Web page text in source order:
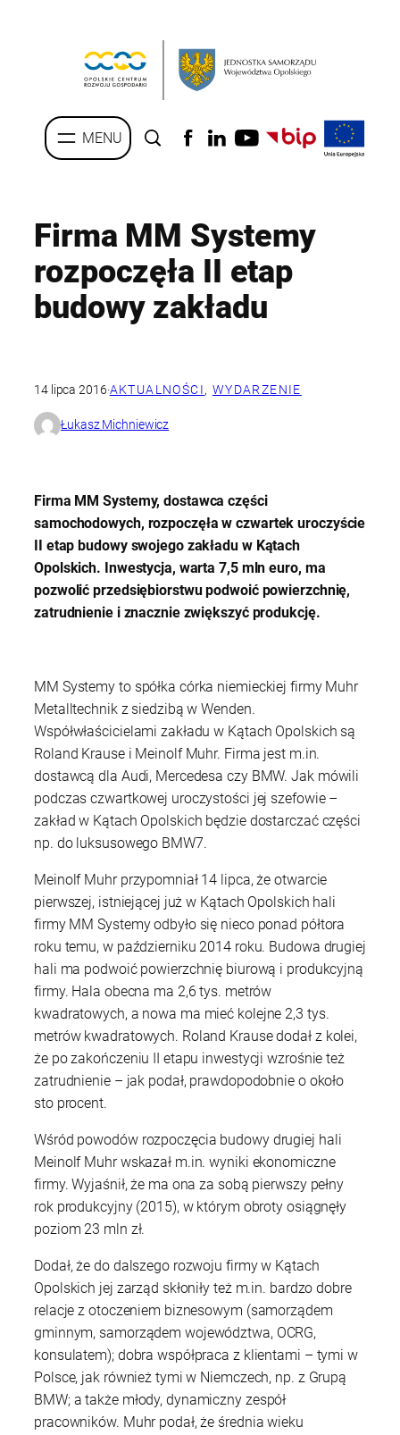
Firma MM Systemy
rozpoczęła II etap
budowy zakładu
14 lipca 2016·AKTUALNOŚCI, WYDARZENIE
Łukasz Michniewicz
Firma MM Systemy, dostawca części
samochodowych, rozpoczęła w czwartek uroczyście
II etap budowy swojego zakładu w Kątach
Opolskich. Inwestycja, warta 7,5 mln euro, ma
pozwolić przedsiębiorstwu podwoić powierzchnię,
zatrudnienie i znacznie zwiększyć produkcję.
MM Systemy to spółka córka niemieckiej firmy Muhr
Metalltechnik z siedzibą w Wenden.
Współwłaścicielami zakładu w Kątach Opolskich są
Roland Krause i Meinolf Muhr. Firma jest m.in.
dostawcą dla Audi, Mercedesa czy BMW. Jak mówili
podczas czwartkowej uroczystości jej szefowie –
zakład w Kątach Opolskich będzie dostarczać części
np. do luksusowego BMW7.
Meinolf Muhr przypomniał 14 lipca, że otwarcie
pierwszej, istniejącej już w Kątach Opolskich hali
firmy MM Systemy odbyło się nieco ponad półtora
roku temu, w październiku 2014 roku. Budowa drugiej
hali ma podwoić powierzchnię biurową i produkcyjną
firmy. Hala obecna ma 2,6 tys. metrów
kwadratowych, a nowa ma mieć kolejne 2,3 tys.
metrów kwadratowych. Roland Krause dodał z kolei,
że po zakończeniu II etapu inwestycji wzrośnie też
zatrudnienie – jak podał, prawdopodobnie o około
sto procent.
Wśród powodów rozpoczęcia budowy drugiej hali
Meinolf Muhr wskazał m.in. wyniki ekonomiczne
firmy. Wyjaśnił, że ma ona za sobą pierwszy pełny
rok produkcyjny (2015), w którym obroty osiągnęły
poziom 23 mln zł.
Dodał, że do dalszego rozwoju firmy w Kątach
Opolskich jej zarząd skłoniły też m.in. bardzo dobre
relacje z otoczeniem biznesowym (samorządem
gminnym, samorządem województwa, OCRG,
konsulatem); dobra współpraca z klientami – tymi w
Polsce, jak również tymi w Niemczech, np. z Grupą
BMW; a także młody, dynamiczny zespół
pracowników. Muhr podał, że średnia wieku